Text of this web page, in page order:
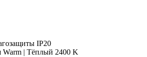
IP20
Warm | Тёплый 2400 K